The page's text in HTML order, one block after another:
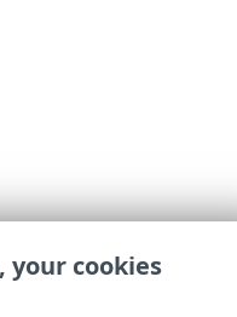
your cookies